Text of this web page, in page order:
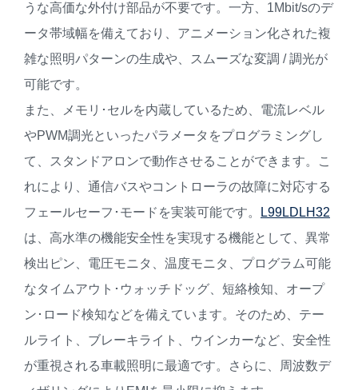
うな高価な外付け部品が不要です。一方、1Mbit/sのデ
ータ帯域幅を備えており、アニメーション化された複
雑な照明パターンの生成や、スムーズな変調 / 調光が
可能です。
また、メモリ･セルを内蔵しているため、電流レベル
やPWM調光といったパラメータをプログラミングし
て、スタンドアロンで動作させることができます。こ
れにより、通信バスやコントローラの故障に対応する
フェールセーフ･モードを実装可能です。
L99LDLH32
は、高水準の機能安全性を実現する機能として、異常
検出ピン、電圧モニタ、温度モニタ、プログラム可能
なタイムアウト･ウォッチドッグ、短絡検知、オープ
ン･ロード検知などを備えています。そのため、テー
ルライト、ブレーキライト、ウインカーなど、安全性
が重視される車載照明に最適です。さらに、周波数デ